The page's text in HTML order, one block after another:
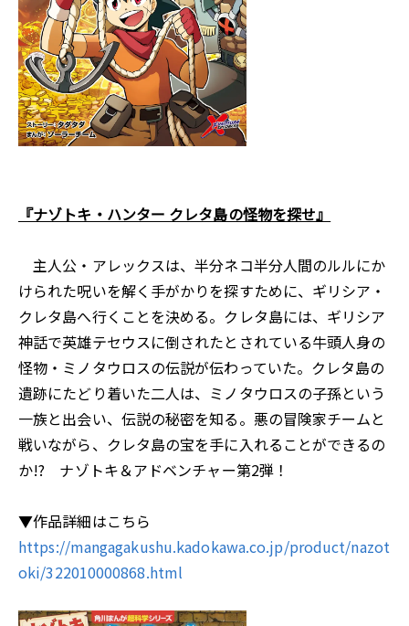
『ナゾトキ・ハンター クレタ島の怪物を探せ』
主人公・アレックスは、半分ネコ半分人間のルルにか
けられた呪いを解く手がかりを探すために、ギリシア・
クレタ島へ行くことを決める。クレタ島には、ギリシア
神話で英雄テセウスに倒されたとされている牛頭人身の
怪物・ミノタウロスの伝説が伝わっていた。クレタ島の
遺跡にたどり着いた二人は、ミノタウロスの子孫という
一族と出会い、伝説の秘密を知る。悪の冒険家チームと
戦いながら、クレタ島の宝を手に入れることができるの
か!? ナゾトキ＆アドベンチャー第2弾！
▼作品詳細はこちら
https://mangagakushu.kadokawa.co.jp/product/nazot
oki/322010000868.html